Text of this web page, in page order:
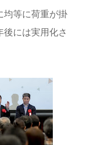
均等に荷重が掛
には実用化さ